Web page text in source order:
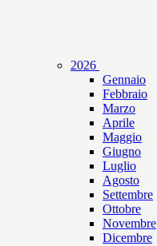
2026
Gennaio
Febbraio
Marzo
Aprile
Maggio
Giugno
Luglio
Agosto
Settembre
Ottobre
Novembre
Dicembre